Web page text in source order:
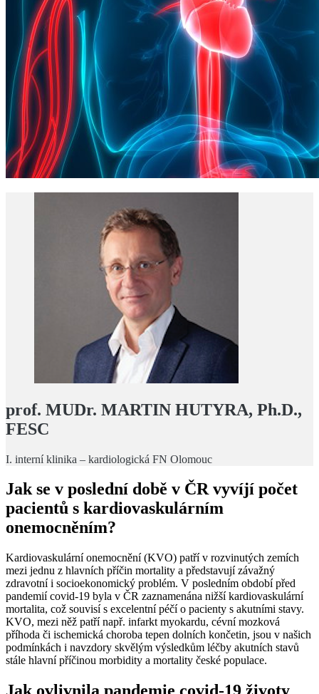
prof. MUDr. MARTIN HUTYRA, Ph.D.,
FESC
I. interní klinika – kardiologická FN Olomouc
Jak se v poslední době v ČR vyvíjí počet
pacientů s kardiovaskulárním
onemocněním?
Kardiovaskulární onemocnění (KVO) patří v rozvinutých zemích
mezi jednu z hlavních příčin mortality a představují závažný
zdravotní i socioekonomický problém. V posledním období před
pandemií covid‑19 byla v ČR zaznamenána nižší kardiovaskulární
mortalita, což souvisí s excelentní péčí o pacienty s akutními stavy.
KVO, mezi něž patří např. infarkt myokardu, cévní mozková
příhoda či ischemická choroba tepen dolních končetin, jsou v našich
podmínkách i navzdory skvělým výsledkům léčby akutních stavů
stále hlavní příčinou morbidity a mortality české populace.